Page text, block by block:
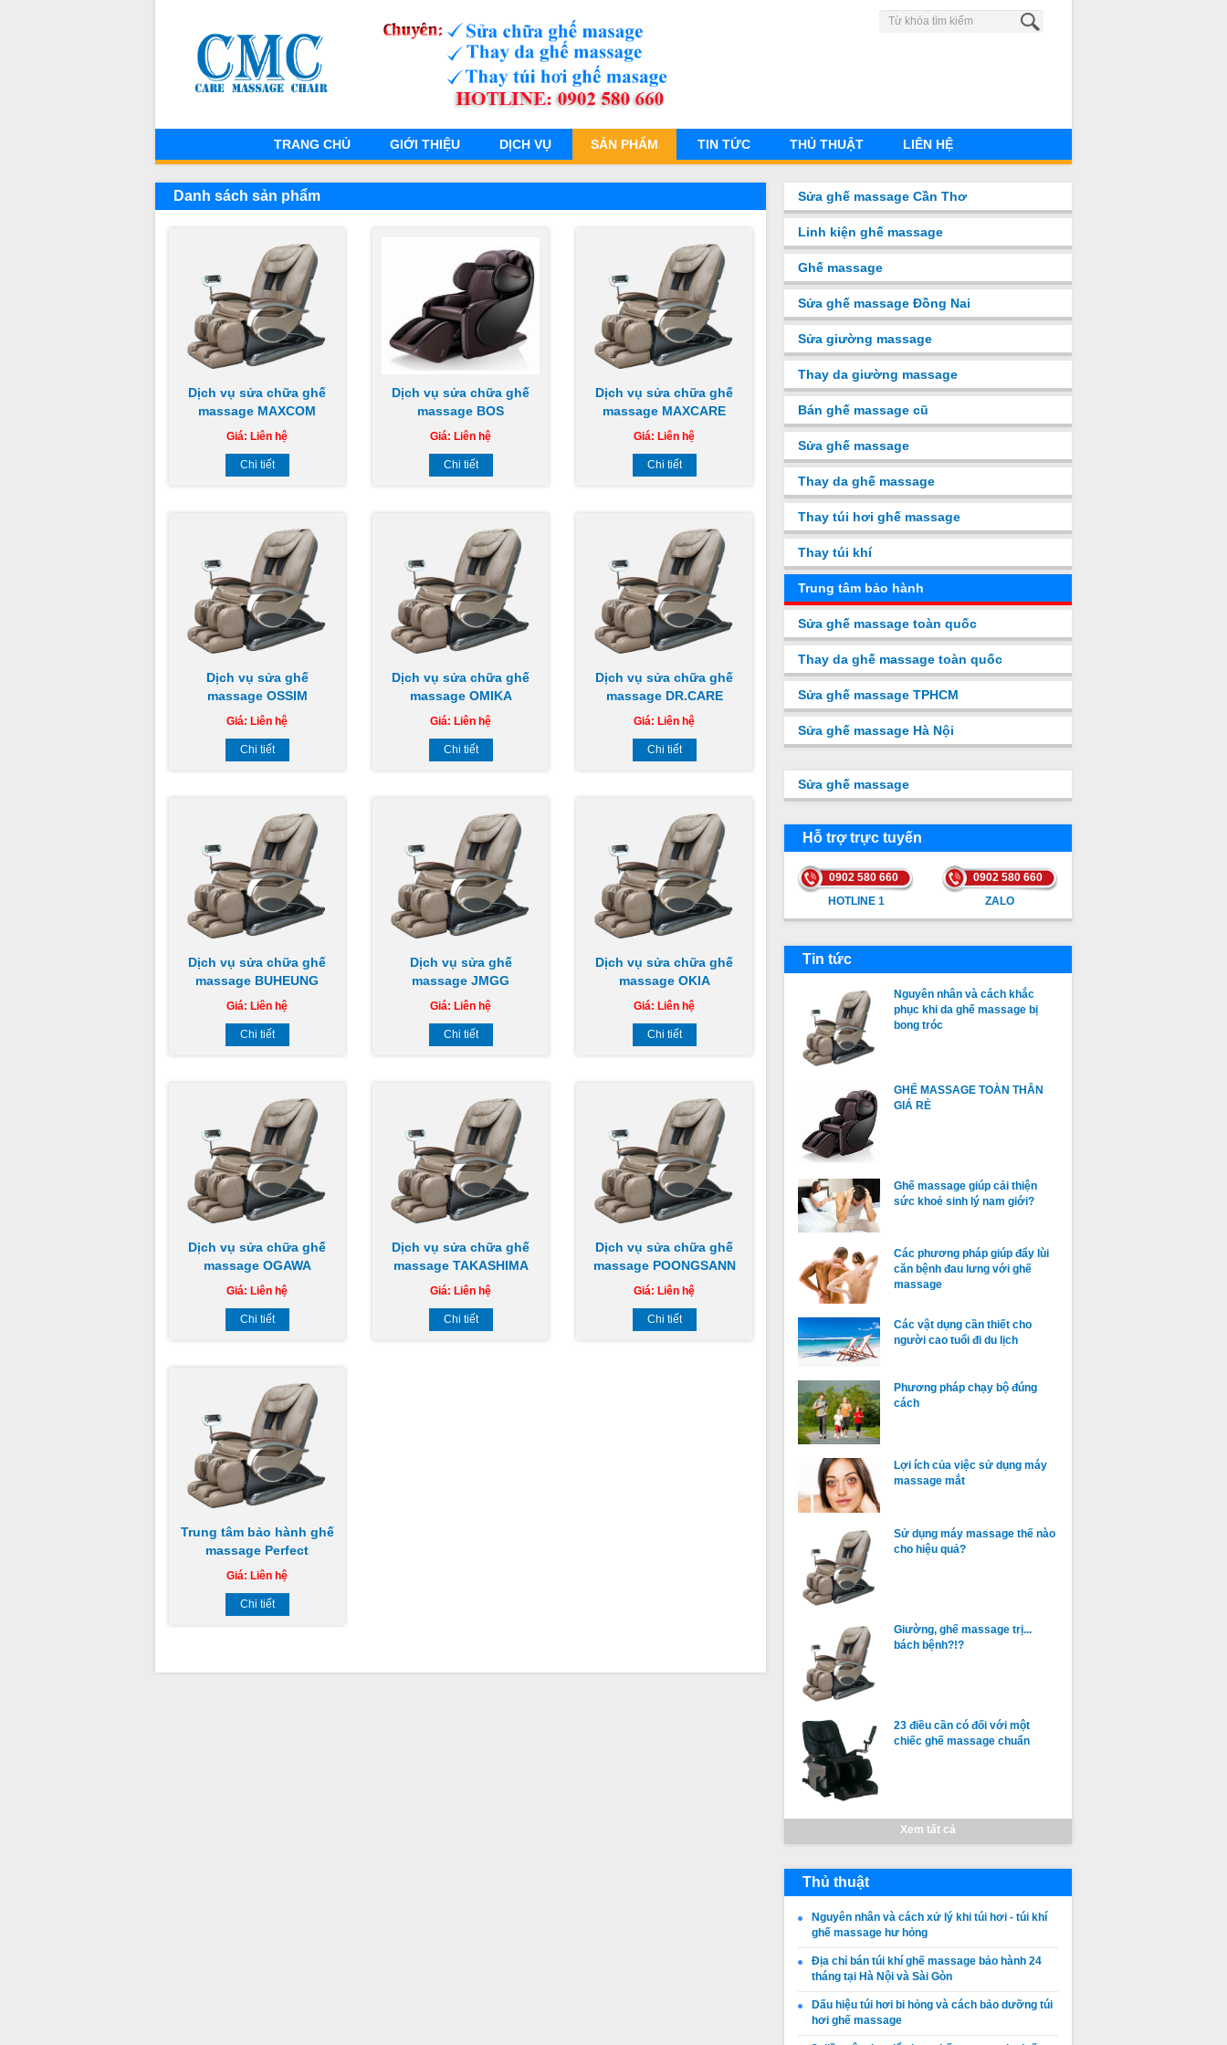
TRANG CHỦ GIỚI THIỆU DỊCH VỤ SẢN PHẨM TIN TỨC THỦ THUẬT LIÊN HỆ
Danh sách sản phẩm
Dịch vụ sửa chữa ghế
massage MAXCOM
Giá: Liên hệ
Chi tiết
Dịch vụ sửa chữa ghế
massage BOS
Giá: Liên hệ
Chi tiết
Dịch vụ sửa chữa ghế
massage MAXCARE
Giá: Liên hệ
Chi tiết
Dịch vụ sửa ghế
massage OSSIM
Giá: Liên hệ
Chi tiết
Dịch vụ sửa chữa ghế
massage OMIKA
Giá: Liên hệ
Chi tiết
Dịch vụ sửa chữa ghế
massage DR.CARE
Giá: Liên hệ
Chi tiết
Dịch vụ sửa chữa ghế
massage BUHEUNG
Giá: Liên hệ
Chi tiết
Dịch vụ sửa ghế
massage JMGG
Giá: Liên hệ
Chi tiết
Dịch vụ sửa chữa ghế
massage OKIA
Giá: Liên hệ
Chi tiết
Dịch vụ sửa chữa ghế
massage OGAWA
Giá: Liên hệ
Chi tiết
Dịch vụ sửa chữa ghế
massage TAKASHIMA
Giá: Liên hệ
Chi tiết
Dịch vụ sửa chữa ghế
massage POONGSANN
Giá: Liên hệ
Chi tiết
Trung tâm bảo hành ghế
massage Perfect
Giá: Liên hệ
Chi tiết
Sửa ghế massage Cần Thơ
Linh kiện ghế massage
Ghế massage
Sửa ghế massage Đồng Nai
Sửa giường massage
Thay da giường massage
Bán ghế massage cũ
Sửa ghế massage
Thay da ghế massage
Thay túi hơi ghế massage
Thay túi khí
Trung tâm bảo hành
Sửa ghế massage toàn quốc
Thay da ghế massage toàn quốc
Sửa ghế massage TPHCM
Sửa ghế massage Hà Nội
Sửa ghế massage
Hỗ trợ trực tuyến
0902 580 660
HOTLINE 1
HOTLINE 1
0902 580 660
ZALO
ZALO
Tin tức
Nguyên nhân và cách khắc
phục khi da ghế massage bị
bong tróc
GHẾ MASSAGE TOÀN THÂN
GIÁ RẺ
Ghế massage giúp cải thiện
sức khoẻ sinh lý nam giới?
Các phương pháp giúp đẩy lùi
căn bệnh đau lưng với ghế
massage
Các vật dụng cần thiết cho
người cao tuổi đi du lịch
Phương pháp chạy bộ đúng
cách
Lợi ích của việc sử dụng máy
massage mắt
Sử dụng máy massage thế nào
cho hiệu quả?
Giường, ghế massage trị...
bách bệnh?!?
23 điều cần có đối với một
chiếc ghế massage chuẩn
Xem tất cả
Thủ thuật
Nguyên nhân và cách xử lý khi túi hơi - túi khí
ghế massage hư hỏng
Địa chỉ bán túi khí ghế massage bảo hành 24
tháng tại Hà Nội và Sài Gòn
Dấu hiệu túi hơi bi hỏng và cách bảo dưỡng túi
hơi ghế massage